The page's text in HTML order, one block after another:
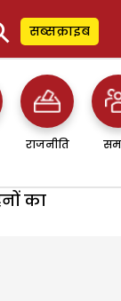
सब्सक्राइब
राजनीति
का